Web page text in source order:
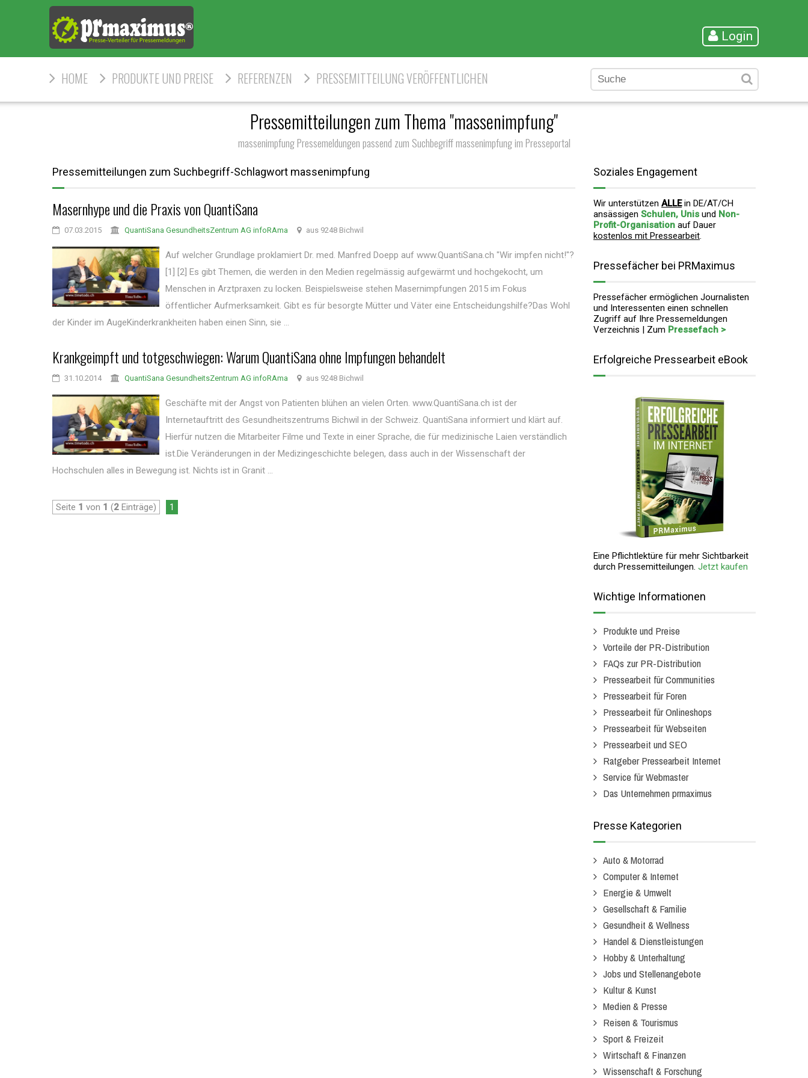
Login
HOME PRODUKTE UND PREISE REFERENZEN PRESSEMITTEILUNG VERÖFFENTLICHEN
Pressemitteilungen zum Thema "massenimpfung"
massenimpfung Pressemeldungen passend zum Suchbegriff massenimpfung im Presseportal
Pressemitteilungen zum Suchbegriff-Schlagwort massenimpfung
Masernhype und die Praxis von QuantiSana
07.03.2015 QuantiSana GesundheitsZentrum AG infoRAma aus 9248 Bichwil
Auf welcher Grundlage proklamiert Dr. med. Manfred Doepp auf www.QuantiSana.ch "Wir impfen nicht!"?
[1] [2] Es gibt Themen, die werden in den Medien regelmässig aufgewärmt und hochgekocht, um
Menschen in Arztpraxen zu locken. Beispielsweise stehen Masernimpfungen 2015 im Fokus
öffentlicher Aufmerksamkeit. Gibt es für besorgte Mütter und Väter eine Entscheidungshilfe?Das Wohl
der Kinder im AugeKinderkrankheiten haben einen Sinn, sie ...
Krankgeimpft und totgeschwiegen: Warum QuantiSana ohne Impfungen behandelt
31.10.2014 QuantiSana GesundheitsZentrum AG infoRAma aus 9248 Bichwil
Geschäfte mit der Angst von Patienten blühen an vielen Orten. www.QuantiSana.ch ist der
Internetauftritt des Gesundheitszentrums Bichwil in der Schweiz. QuantiSana informiert und klärt auf.
Hierfür nutzen die Mitarbeiter Filme und Texte in einer Sprache, die für medizinische Laien verständlich
ist.Die Veränderungen in der Medizingeschichte belegen, dass auch in der Wissenschaft der
Hochschulen alles in Bewegung ist. Nichts ist in Granit ...
Seite 1 von 1 (2 Einträge) 1
Soziales Engagement
Wir unterstützen ALLEin DE/AT/CH
ansässigen Schulen, Unis und Non-
Profit-Organisation auf Dauer
kostenlos mit Pressearbeit.
Pressefächer bei PRMaximus
Pressefächer ermöglichen Journalisten
und Interessenten einen schnellen
Zugriff auf Ihre Pressemeldungen
Verzeichnis | Zum Pressefach >
Erfolgreiche Pressearbeit eBook
Eine Pflichtlektüre für mehr Sichtbarkeit
durch Pressemitteilungen. Jetzt kaufen
Wichtige Informationen
Produkte und Preise
Vorteile der PR-Distribution
FAQs zur PR-Distribution
Pressearbeit für Communities
Pressearbeit für Foren
Pressearbeit für Onlineshops
Pressearbeit für Webseiten
Pressearbeit und SEO
Ratgeber Pressearbeit Internet
Service für Webmaster
Das Unternehmen prmaximus
Presse Kategorien
Auto & Motorrad
Computer & Internet
Energie & Umwelt
Gesellschaft & Familie
Gesundheit & Wellness
Handel & Dienstleistungen
Hobby & Unterhaltung
Jobs und Stellenangebote
Kultur & Kunst
Medien & Presse
Reisen & Tourismus
Sport & Freizeit
Wirtschaft & Finanzen
Wissenschaft & Forschung